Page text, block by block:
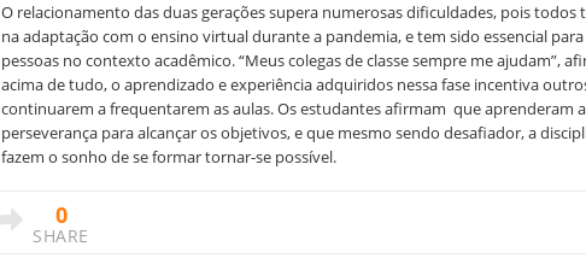
O relacionamento das duas gerações supera numerosas dificuldades, pois todos
na adaptação com o ensino virtual durante a pandemia, e tem sido essencial
pessoas no contexto acadêmico. “Meus colegas de classe sempre me ajudam”,
acima de tudo, o aprendizado e experiência adquiridos nessa fase incentiva
continuarem a frequentarem as aulas. Os estudantes afirmam que aprenderam
perseverança para alcançar os objetivos, e que mesmo sendo desafiador, a
fazem o sonho de se formar tornar-se possível.
0
SHARE